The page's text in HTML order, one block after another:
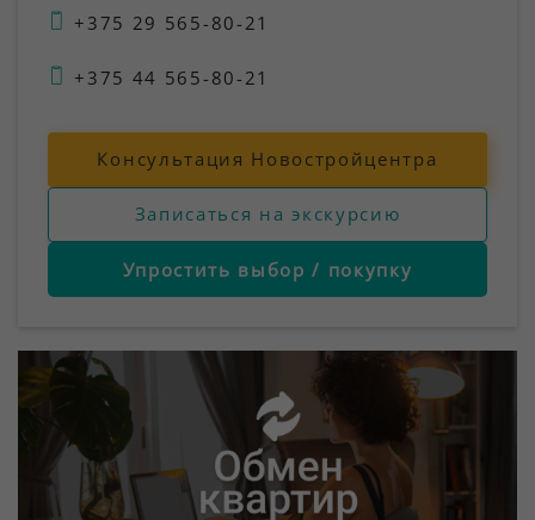
+375 29 565-80-21
+375 44 565-80-21
Консультация Новостройцентра
Записаться на экскурсию
Упростить выбор / покупку